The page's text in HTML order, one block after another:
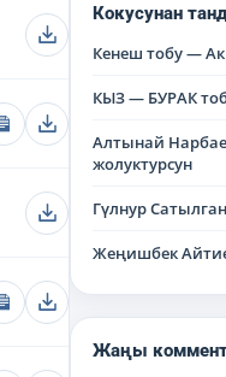
Кокусунан
Кенеш тобу —
КЫЗ — БУРАК
Алтынай
жолуктурсун
Гүлнур
Жеңишбек
Жаңы